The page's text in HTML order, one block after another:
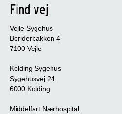
Find vej
Vejle Sygehus
Beriderbakken 4
7100 Vejle
Kolding Sygehus
Sygehusvej 24
6000 Kolding
Middelfart Nærhospital